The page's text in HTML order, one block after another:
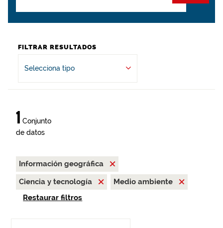
FILTRAR RESULTADOS
Selecciona tipo
1 Conjunto
de datos
Información geográfica
Ciencia y tecnología
Medio ambiente
Restaurar filtros